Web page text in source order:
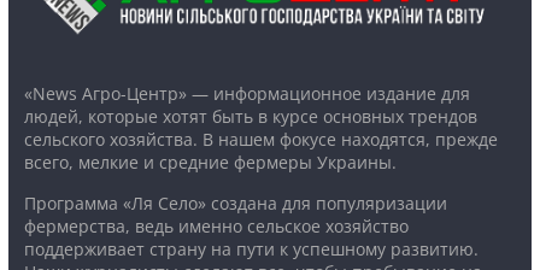
«News Агро-Центр» — информационное издание для
людей, которые хотят быть в курсе основных трендов
сельского хозяйства. В нашем фокусе находятся, прежде
всего, мелкие и средние фермеры Украины.
Программа «Ля Село» создана для популяризации
фермерства, ведь именно сельское хозяйство
поддерживает страну на пути к успешному развитию.